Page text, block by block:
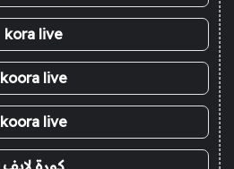
kora live
koora live
koora live
كورة لايف